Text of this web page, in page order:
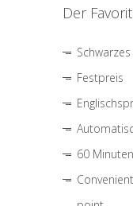
Der
Festpreis
60